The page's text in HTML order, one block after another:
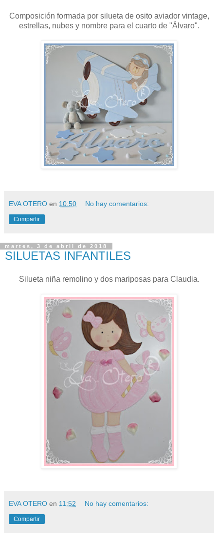
Composición formada por silueta de osito aviador vintage,
estrellas, nubes y nombre para el cuarto de "Älvaro".
EVA OTERO en 10:50 No hay comentarios:
Compartir
martes, 3 de abril de 2018
SILUETAS INFANTILES
Silueta niña remolino y dos mariposas para Claudia.
EVA OTERO en 11:52 No hay comentarios:
Compartir